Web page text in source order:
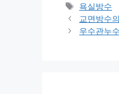
테
고
리
태
그
욕실방수
교면방수
우수관누